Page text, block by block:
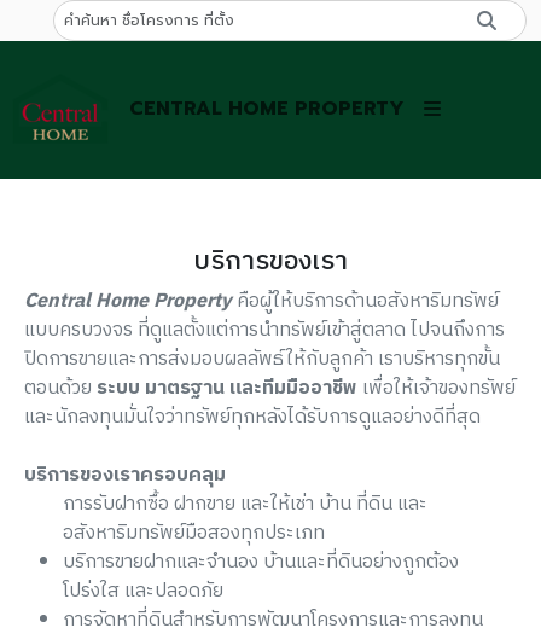
CENTRAL HOME PROPERTY
บริการของเรา
Central Home Propertyคือผู้ให้บริการด้านอสังหาริมทรัพย์
แบบครบวงจร ที่ดูแลตั้งแต่การนำทรัพย์เข้าสู่ตลาด ไปจนถึงการ
ปิดการขายและการส่งมอบผลลัพธ์ให้กับลูกค้า เราบริหารทุกขั้น
ตอนด้วย ระบบ มาตรฐาน และทีมมืออาชีพ เพื่อให้เจ้าของทรัพย์
และนักลงทุนมั่นใจว่าทรัพย์ทุกหลังได้รับการดูแลอย่างดีที่สุด
บริการของเราครอบคลุม
การรับฝากซื้อ ฝากขาย และให้เช่า บ้าน ที่ดิน และ
อสังหาริมทรัพย์มือสองทุกประเภท
บริการขายฝากและจำนอง บ้านและที่ดินอย่างถูกต้อง
โปร่งใส และปลอดภัย
การจัดหาที่ดินสำหรับการพัฒนาโครงการและการลงทุน